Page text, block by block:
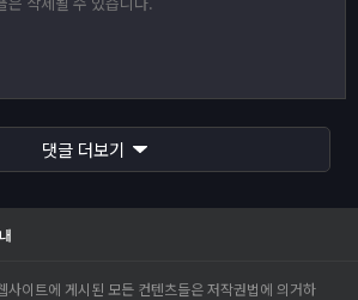
댓글 더보기
이트에 게시된 모든 컨텐츠들은 저작권법에 의거하